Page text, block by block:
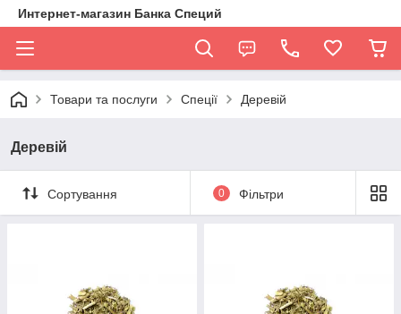
Интернет-магазин Банка Специй
Товари та послуги Спеції Деревій
Деревій
Сортування 0 Фільтри